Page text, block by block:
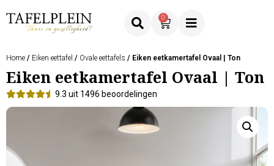
0
Home / Eiken eettafel / Ovale eettafels / Eiken eetkamertafel Ovaal | Ton
Eiken eetkamertafel Ovaal | Ton
9.3 uit 1496 beoordelingen